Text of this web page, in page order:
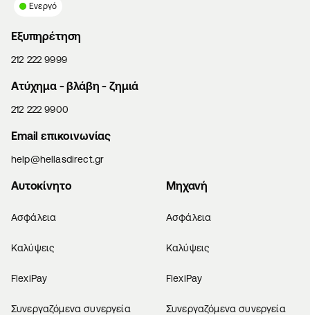
Ενεργό
Εξυπηρέτηση
212 222 9999
Aτύχημα - βλάβη - ζημιά
212 222 9900
Email επικοινωνίας
help@hellasdirect.gr
Αυτοκίνητο
Ασφάλεια
Καλύψεις
FlexiPay
Συνεργαζόμενα συνεργεία
Μηχανή
Ασφάλεια
Καλύψεις
FlexiPay
Συνεργαζόμενα συνεργεία